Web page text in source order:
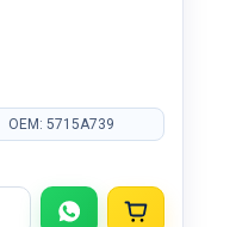
OEM: 5715A739